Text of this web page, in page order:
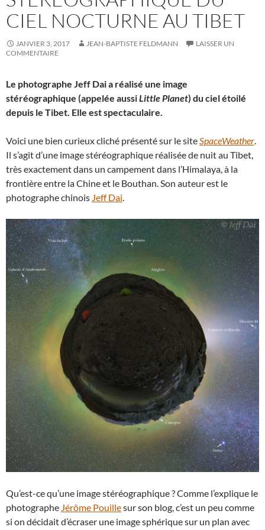
CIEL NOCTURNE AU TIBET
JANVIER 3, 2017 JEAN-BAPTISTE FELDMANN
LAISSER UN
COMMENTAIRE
Le photographe Jeff Dai a réalisé une image
stéréographique (appelée aussiLittle Planet) du ciel étoilé
depuis le Tibet. Elle est spectaculaire.
Voici une bien curieux cliché présenté sur le siteSpaceWeather.
Il s’agit d’une image stéréographique réalisée de nuit au Tibet,
très exactement dans un campement dans l’Himalaya, à la
frontière entre la Chine et le Bouthan. Son auteur est le
photographe chinois Jeff Dai.
Qu’est-ce qu’une image stéréographique ? Comme l’explique le
photographe Jérôme Pouillesur son blog, c’est un peu comme
si on décidait d’écraser une image sphérique sur un plan avec